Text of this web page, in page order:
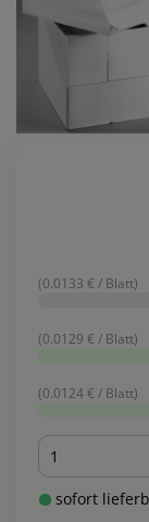
(0.0133 € / Blatt)
(0.0129 € / Blatt)
(0.0124 € / Blatt)
Menge
sofort